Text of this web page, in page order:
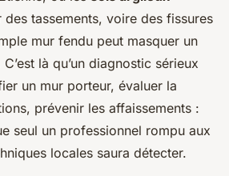
tassements, voire des fissures
mur fendu peut masquer un
là qu’un diagnostic sérieux
un mur porteur, évaluer la
prévenir les affaissements :
seul un professionnel rompu aux
locales saura détecter.